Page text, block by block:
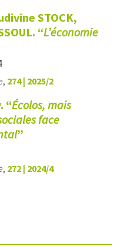
STOCK,
“L’économie
, 274 | 2025/2
“Écolos, mais
face
”
, 272 | 2024/4